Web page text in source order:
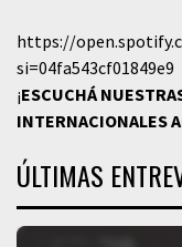
https://
si=04fa543cf01849e9
¡ESCUCHÁ
INTERNACIONALES
ÚLTIMAS